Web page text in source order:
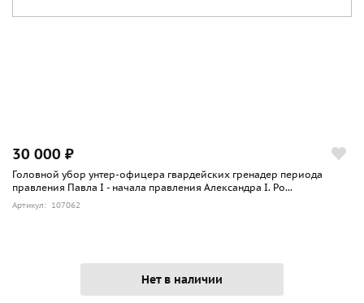
30 000 ₽
Головной убор унтер-офицера гвардейских гренадер периода
правления Павла I - начала правления Александра I. Ро...
Артикул: 107062
Нет в наличии